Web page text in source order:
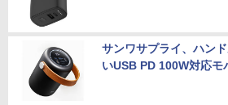
サンワサプライ、ハン
いUSB PD 100W対応モ